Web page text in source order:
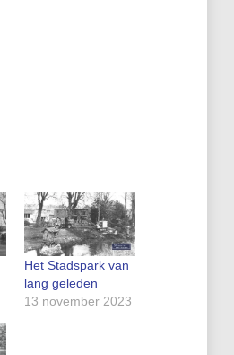
Het Stadspark van
lang geleden
13 november 2023